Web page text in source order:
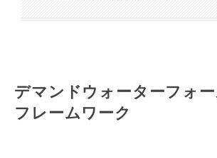
デマンドウォーターフォ
フレームワーク